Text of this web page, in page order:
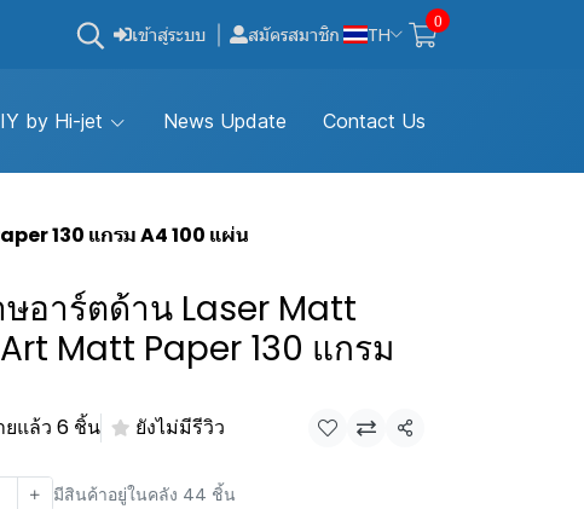
เข้าสู่ระบบ สมัครสมาชิก TH
0
by Hi-jet News Update Contact Us
130 แกรม A4 100 แผ่น
อาร์ตด้าน Laser Matt
Matt Paper 130 แกรม
ยแล้ว 6 ชิ้น ยังไม่มีรีวิว
แชร์
มีสินค้าอยู่ในคลัง 44 ชิ้น